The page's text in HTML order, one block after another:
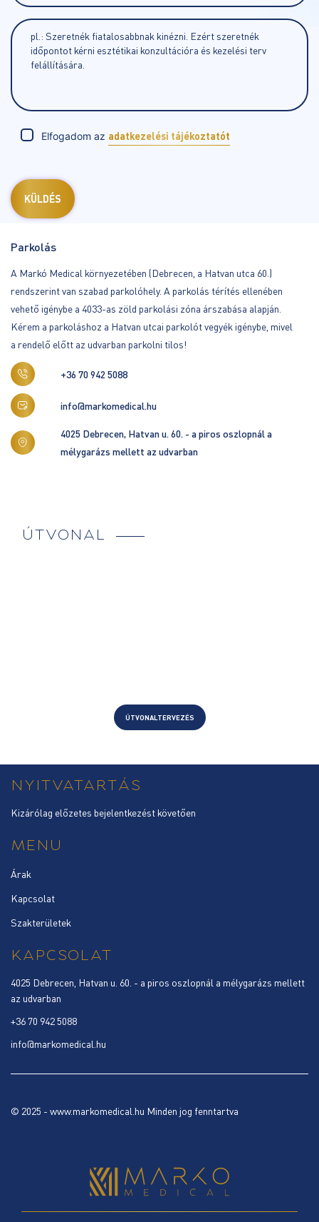
Elfogadom az adatkezelési tájékoztatót
Parkolás
A Markó Medical környezetében (Debrecen, a Hatvan utca 60.)
rendszerint van szabad parkolóhely. A parkolás térítés ellenében
vehető igénybe a 4033-as zöld parkolási zóna árszabása alapján.
Kérem a parkoláshoz a Hatvan utcai parkolót vegyék igénybe, mivel
a rendelő előtt az udvarban parkolni tilos!
+36 70 942 5088
info@markomedical.hu
4025 Debrecen, Hatvan u. 60. - a piros oszlopnál a
mélygarázs mellett az udvarban
ÚTVONAL
ÚTVONALTERVEZÉS
NYITVATARTÁS
Kizárólag előzetes bejelentkezést követően
MENU
Árak
Kapcsolat
Szakterületek
KAPCSOLAT
4025 Debrecen, Hatvan u. 60. - a piros oszlopnál a mélygarázs mellett
az udvarban
+36 70 942 5088
info@markomedical.hu
© 2025 - www.markomedical.hu Minden jog fenntartva